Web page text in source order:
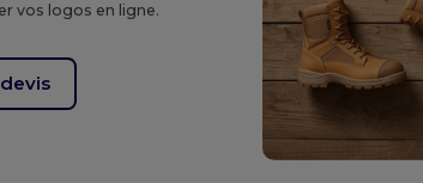
vos logos en ligne.